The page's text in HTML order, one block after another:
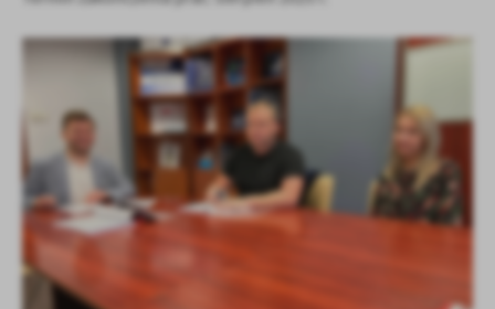
Firmy te działają w charakterze pośredników prezentujących nasze
treści w postaci wiadomości, ofert, komunikatów mediów
społecznościowych.